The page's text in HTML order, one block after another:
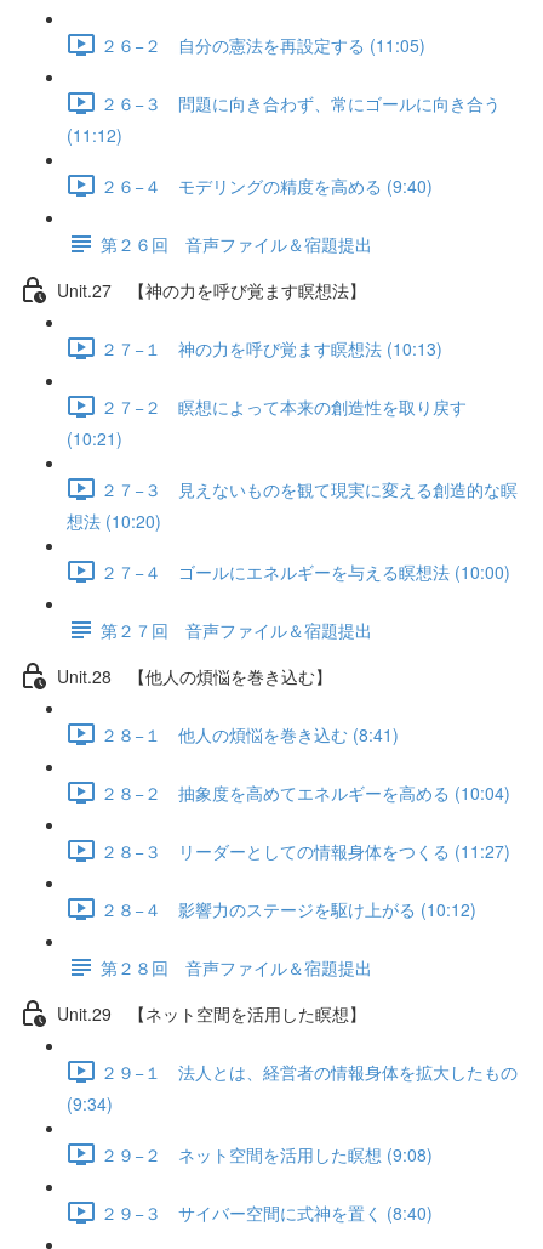
２６−２ 自分の憲法を再設定する (11:05)
２６−３ 問題に向き合わず、常にゴールに向き合う
(11:12)
２６−４ モデリングの精度を高める (9:40)
第２６回 音声ファイル＆宿題提出
Unit.27 【神の力を呼び覚ます瞑想法】
２７−１ 神の力を呼び覚ます瞑想法 (10:13)
２７−２ 瞑想によって本来の創造性を取り戻す
(10:21)
２７−３ 見えないものを観て現実に変える創造的な瞑
想法 (10:20)
２７−４ ゴールにエネルギーを与える瞑想法 (10:00)
第２７回 音声ファイル＆宿題提出
Unit.28 【他人の煩悩を巻き込む】
２８−１ 他人の煩悩を巻き込む (8:41)
２８−２ 抽象度を高めてエネルギーを高める (10:04)
２８−３ リーダーとしての情報身体をつくる (11:27)
２８−４ 影響力のステージを駆け上がる (10:12)
第２８回 音声ファイル＆宿題提出
Unit.29 【ネット空間を活用した瞑想】
２９−１ 法人とは、経営者の情報身体を拡大したもの
(9:34)
２９−２ ネット空間を活用した瞑想 (9:08)
２９−３ サイバー空間に式神を置く (8:40)